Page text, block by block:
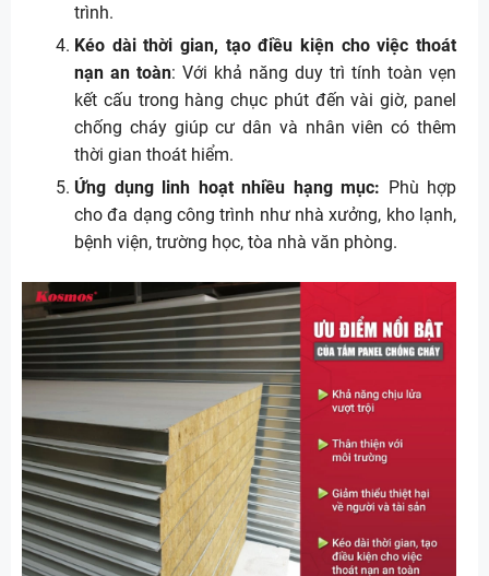
trình.
Kéo dài thời gian, tạo điều kiện cho việc thoát
nạn an toàn: Với khả năng duy trì tính toàn vẹn
kết cấu trong hàng chục phút đến vài giờ, panel
chống cháy giúp cư dân và nhân viên có thêm
thời gian thoát hiểm.
Ứng dụng linh hoạt nhiều hạng mục: Phù hợp
cho đa dạng công trình như nhà xưởng, kho lạnh,
bệnh viện, trường học, tòa nhà văn phòng.